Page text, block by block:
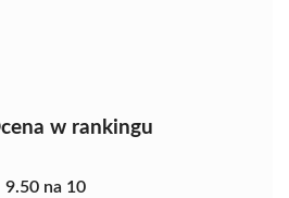
w rankingu
9.50 na 10